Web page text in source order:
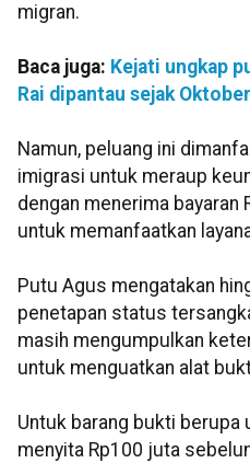
migran.
Baca juga: Kejati ungkap
Rai dipantau sejak Oktober
Namun, peluang ini
imigrasi untuk meraup
dengan menerima bayaran
untuk memanfaatkan
Putu Agus mengatakan
penetapan status
masih mengumpulkan
untuk menguatkan alat
Untuk barang bukti berupa
menyita Rp100 juta